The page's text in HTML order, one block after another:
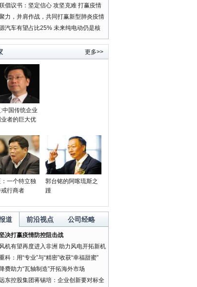
开
倡议书：坚定信心 攻坚克难 打赢疫情
民战争
力，并肩作战，共同打赢新型肺炎疫情
击战
汽车有望占比25% 未来纯电动仍是核
更多>>
中国传统企业
者的巨大优
一个特立独
行商者
郭台铭的阿喀琉斯之
踵
道 前沿视点 公司经略
决打赢疫情防控阻击战
机有望再度进入非洲 助力风电开拓新机
科：用“专业”与“精密”收获“幸福甜蜜”
费助力“瓦轴制造”开拓海外市场
东控股集团蒋锡培：企业创新要对标全